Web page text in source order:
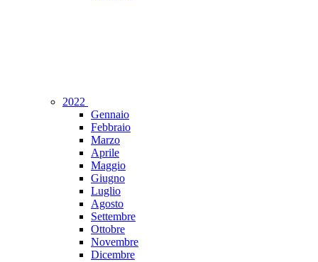
2022
Gennaio
Febbraio
Marzo
Aprile
Maggio
Giugno
Luglio
Agosto
Settembre
Ottobre
Novembre
Dicembre